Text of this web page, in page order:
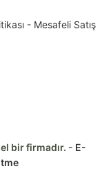
- Mesafeli Satış
bir firmadır. - E-